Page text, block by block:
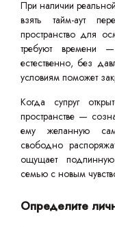
При наличии
взять тайм-аут
пространство для
требуют времени —
естественно, без
условиям поможет
Когда супруг
пространстве —
ему желанную
свободно
ощущает
семью с новым
Определите